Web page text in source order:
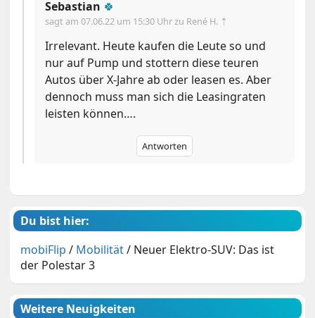
Sebastian 🍀
sagt am07.06.22 um 15:30 Uhrzu René H. ⇡
Irrelevant. Heute kaufen die Leute so und
nur auf Pump und stottern diese teuren
Autos über X-Jahre ab oder leasen es. Aber
dennoch muss man sich die Leasingraten
leisten können….
Antworten
Du bist hier:
mobiFlip / Mobilität/ Neuer Elektro-SUV: Das ist
der Polestar 3
Weitere Neuigkeiten